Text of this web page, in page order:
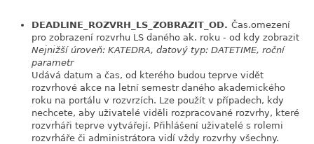
DEADLINE_ROZVRH_LS_ZOBRAZIT_OD. Čas.omezení
pro zobrazení rozvrhu LS daného ak. roku - od kdy zobrazit
Nejnižší úroveň: KATEDRA, datový typ: DATETIME, roční
parametr
Udává datum a čas, od kterého budou teprve vidět
rozvrhové akce na letní semestr daného akademického
roku na portálu v rozvrzích. Lze použít v případech, kdy
nechcete, aby uživatelé viděli rozpracované rozvrhy, které
rozvrháři teprve vytvářejí. Přihlášení uživatelé s rolemi
rozvrháře či administrátora vidí vždy rozvrhy všechny.